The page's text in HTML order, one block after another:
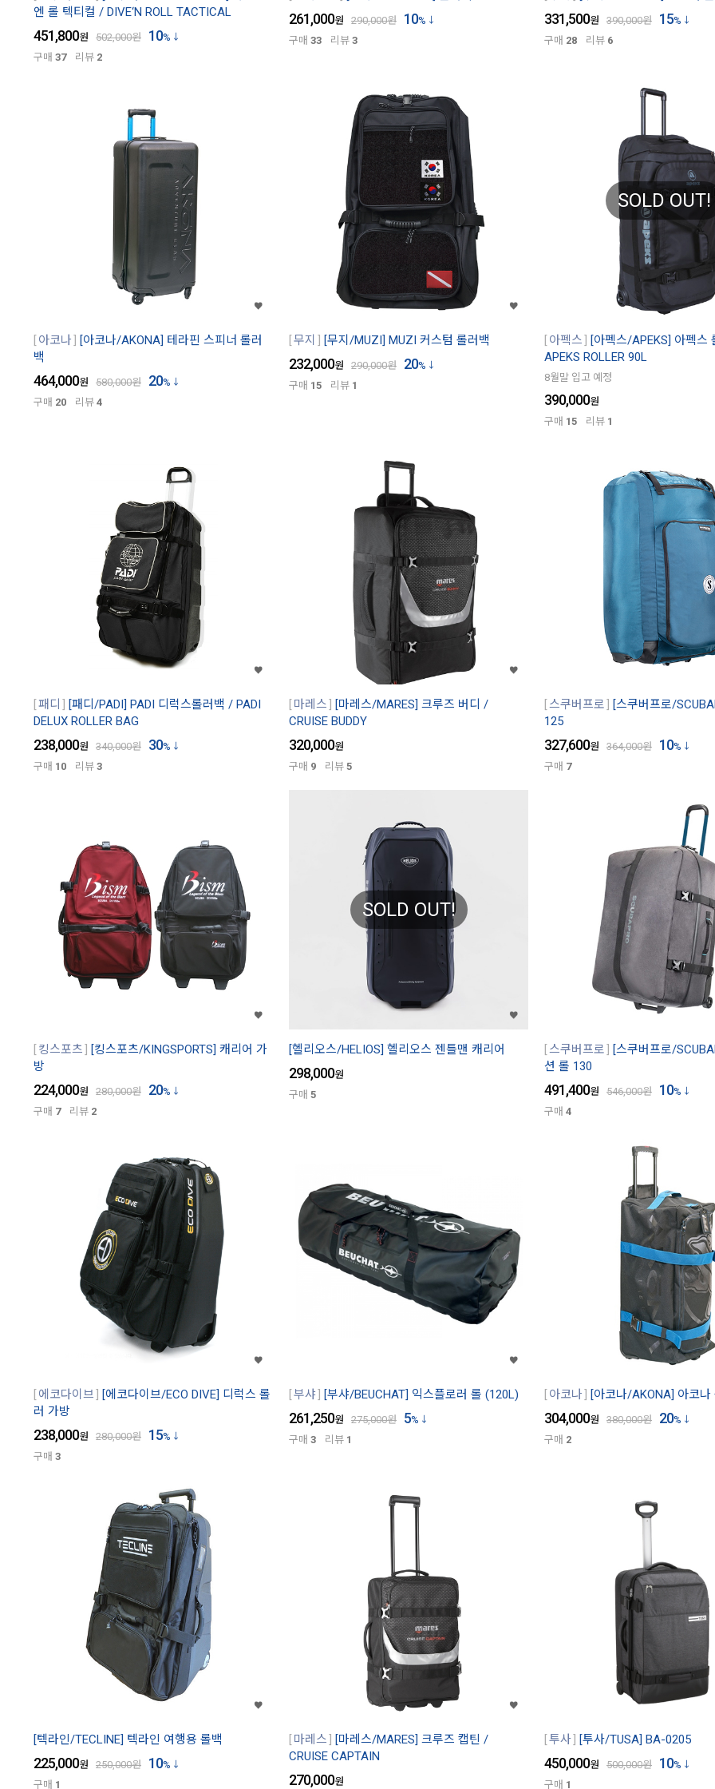
엔 롤 텍티컬 / DIVE‘N ROLL TACTICAL
451,800원 502,000원 10%
구매 37 리뷰 2
261,000원 290,000원 10%
구매 33 리뷰 3
331,500원 390,000원 15%
구매 28 리뷰 6
아코나
[아코나/AKONA] 테라핀 스피너 롤러
백
464,000원 580,000원 20%
구매 20 리뷰 4
무지 [무지/MUZI] MUZI 커스텀 롤러백
232,000원 290,000원 20%
구매 15 리뷰 1
SOLD OUT!
아펙스
[아펙스/APEKS] 아펙스
APEKS ROLLER 90L
8월말 입고 예정
390,000원
구매 15 리뷰 1
패디
[패디/PADI] PADI 디럭스롤러백 / PADI
DELUX ROLLER BAG
238,000원 340,000원 30%
구매 10 리뷰 3
마레스
[마레스/MARES] 크루즈 버디 /
CRUISE BUDDY
320,000원
구매 9 리뷰 5
스쿠버프로
[스쿠버프로/
125
327,600원 364,000원 10%
구매 7
킹스포츠
[킹스포츠/KINGSPORTS] 캐리어 가
방
224,000원 280,000원 20%
구매 7 리뷰 2
SOLD OUT!
[헬리오스/HELIOS] 헬리오스 젠틀맨 캐리어
298,000원
구매 5
스쿠버프로
[스쿠버프로/
션 롤 130
491,400원 546,000원 10%
구매 4
에코다이브
[에코다이브/ECO DIVE] 디럭스 롤
러 가방
238,000원 280,000원 15%
구매 3
부샤 [부샤/BEUCHAT] 익스플로러 롤 (120L)
261,250원 275,000원 5%
구매 3 리뷰 1
아코나 [아코나/AKONA] 아코나
304,000원 380,000원 20%
구매 2
[텍라인/TECLINE] 텍라인 여행용 롤백
225,000원 250,000원 10%
구매 1
마레스
[마레스/MARES] 크루즈 캡틴 /
CRUISE CAPTAIN
270,000원
투사 [투사/TUSA] BA-0205
450,000원 500,000원 10%
구매 1